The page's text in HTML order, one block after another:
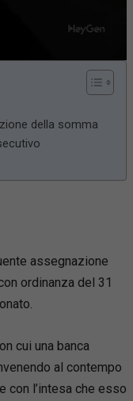
della somma
assegnazione
ordinanza del 31
cui una banca
al contempo
con l’intesa che esso